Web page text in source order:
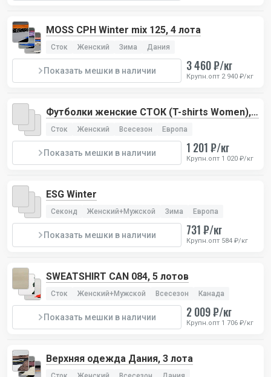
MOSS CPH Winter mix 125, 4 лота
Сток Женский Зима Дания
Показать мешки в наличии 3 460 ₽/кг
Крупн.опт 2 940 ₽/кг
Футболки женские СТОК (T-shirts Women), 3
лота
Сток Женский Всесезон Европа
Показать мешки в наличии 1 201 ₽/кг
Крупн.опт 1 020 ₽/кг
ESG Winter
Секонд Женский+Мужской Зима Европа
Показать мешки в наличии 731 ₽/кг
Крупн.опт 584 ₽/кг
SWEATSHIRT CAN 084, 5 лотов
Сток Женский+Мужской Всесезон Канада
Показать мешки в наличии 2 009 ₽/кг
Крупн.опт 1 706 ₽/кг
Верхняя одежда Дания, 3 лота